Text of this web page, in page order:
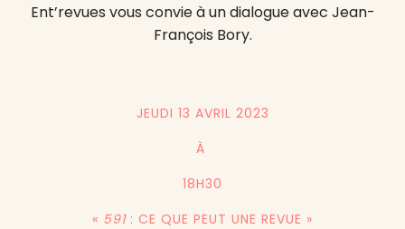
Ent’revues vous convie à un dialogue avec Jean-
François Bory.
JEUDI 13 AVRIL 2023
À
18H30
« 591 : CE QUE PEUT UNE REVUE »